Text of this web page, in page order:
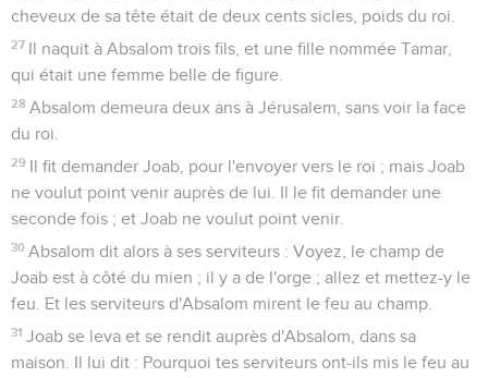
cheveux de sa tête était de deux cents sicles, poids du roi.
27 Il naquit à Absalom trois fils, et une fille nommée Tamar,
qui était une femme belle de figure.
28 Absalom demeura deux ans à Jérusalem, sans voir la face
du roi.
29 Il fit demander Joab, pour l'envoyer vers le roi ; mais Joab
ne voulut point venir auprès de lui. Il le fit demander une
seconde fois ; et Joab ne voulut point venir.
30 Absalom dit alors à ses serviteurs : Voyez, le champ de
Joab est à côté du mien ; il y a de l'orge ; allez et mettez-y le
feu. Et les serviteurs d'Absalom mirent le feu au champ.
31 Joab se leva et se rendit auprès d'Absalom, dans sa
maison. Il lui dit : Pourquoi tes serviteurs ont-ils mis le feu au